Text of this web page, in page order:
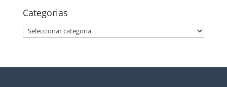
Categorias
Categorias